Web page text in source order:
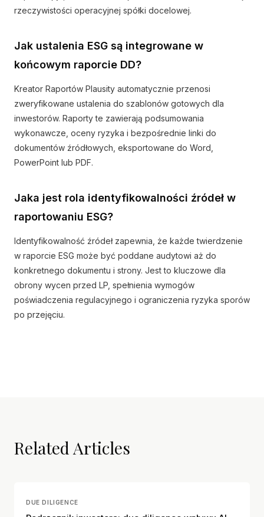
rzeczywistości operacyjnej spółki docelowej.
Jak ustalenia ESG są integrowane w
końcowym raporcie DD?
Kreator Raportów Plausity automatycznie przenosi
zweryfikowane ustalenia do szablonów gotowych dla
inwestorów. Raporty te zawierają podsumowania
wykonawcze, oceny ryzyka i bezpośrednie linki do
dokumentów źródłowych, eksportowane do Word,
PowerPoint lub PDF.
Jaka jest rola identyfikowalności źródeł w
raportowaniu ESG?
Identyfikowalność źródeł zapewnia, że każde twierdzenie
w raporcie ESG może być poddane audytowi aż do
konkretnego dokumentu i strony. Jest to kluczowe dla
obrony wycen przed LP, spełnienia wymogów
poświadczenia regulacyjnego i ograniczenia ryzyka sporów
po przejęciu.
Related Articles
DUE DILIGENCE